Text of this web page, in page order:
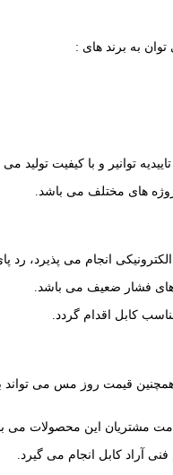
توان به برند های :
توانیر و با کیفیت تولید می
های مختلف می باشد.
انجام می پذیرد،
های فشار ضعیف می باشد.
کابل اقدام گردد.
قیمت روز مس می تواند
مشتریان این محصولات می
آراد کابل انجام می گیرد.